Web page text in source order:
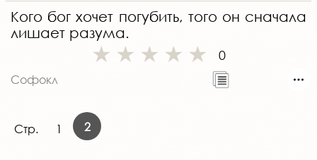
Кого бог хочет погубить, того он сначала
лишает разума.
0
Софокл
Стр. 1 2